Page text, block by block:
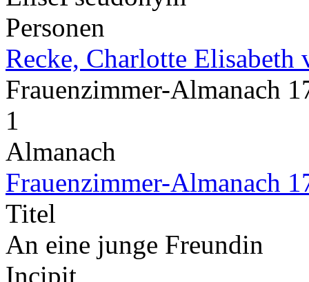
Personen
Recke, Charlotte Elisabeth
Frauenzimmer-Almanach
1
Almanach
Frauenzimmer-Almanach
Titel
An eine junge Freundin
Incipit